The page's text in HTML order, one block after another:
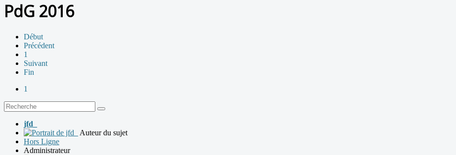
PdG 2016
Début
Précédent
1
Suivant
Fin
1
jfd_
Auteur du sujet
Hors Ligne
Administrateur